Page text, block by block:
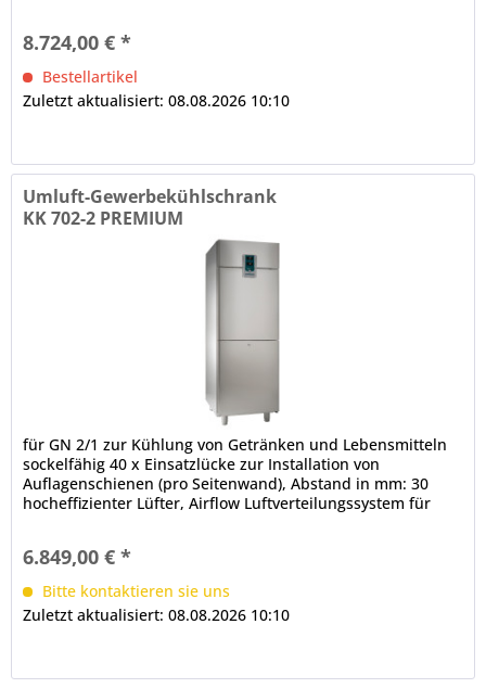
8.724,00 € *
Bestellartikel
Zuletzt aktualisiert: 08.08.2026 10:10
Umluft-Gewerbekühlschrank
KK 702-2 PREMIUM
für GN 2/1 zur Kühlung von Getränken und Lebensmitteln
sockelfähig 40 x Einsatzlücke zur Installation von
Auflagenschienen (pro Seitenwand), Abstand in mm: 30
hocheffizienter Lüfter, Airflow Luftverteilungssystem für
6.849,00 € *
Bitte kontaktieren sie uns
Zuletzt aktualisiert: 08.08.2026 10:10